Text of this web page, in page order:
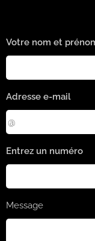
Votre nom et
Adresse e-mail
Entrez un numéro
Message